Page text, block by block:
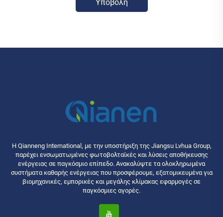
Υποβολή
Η Qianneng International, με την υποστήριξη της Jiangsu Lvhua Group,
παρέχει ενσωματωμένες φωτοβολταϊκές και λύσεις αποθήκευσης
ενέργειας σε παγκόσμιο επίπεδο. Ανακαλύψτε τα ολοκληρωμένα
συστήματα καθαρής ενέργειας που προσφέρουμε, εξατομικευμένα για
βιομηχανικές, εμπορικές και μεγάλης κλίμακας εφαρμογές σε
παγκόσμιες αγορές.